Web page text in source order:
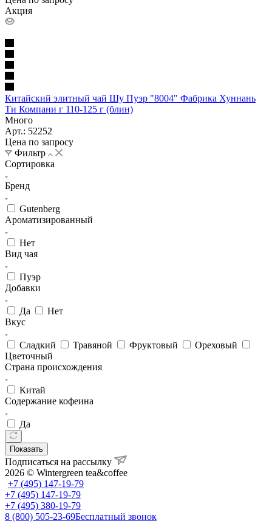
Акция
Китайский элитный чай Шу Пуэр "8004" Фабрика Хуннань
Ти Компани г 110-125 г (блин)
Много
Арт.: 52252
Цена по запросу
Фильтр
Сортировка
Бренд
Gutenberg
Ароматизированный
Нет
Вид чая
Пуэр
Добавки
Да
Нет
Вкус
Сладкий Травяной Фруктовый
Ореховый
Цветочный
Страна происхождения
Китай
Содержание кофеина
Да
Показать
Подписаться на рассылку
2026 © Wintergreen tea&coffee
+7 (495) 147-19-79
+7 (495) 147-19-79
+7 (495) 380-19-79
8 (800) 505-23-69Бесплатный звонок